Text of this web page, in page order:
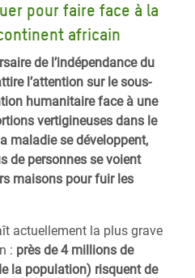
pour faire face à la
africain
de l’indépendance du
l’attention sur le sous-
humanitaire face à une
vertigineuses dans le
maladie se développent,
de personnes se voient
maisons pour fuir les
actuellement la plus grave
: près de 4 millions de
la population) risquent de